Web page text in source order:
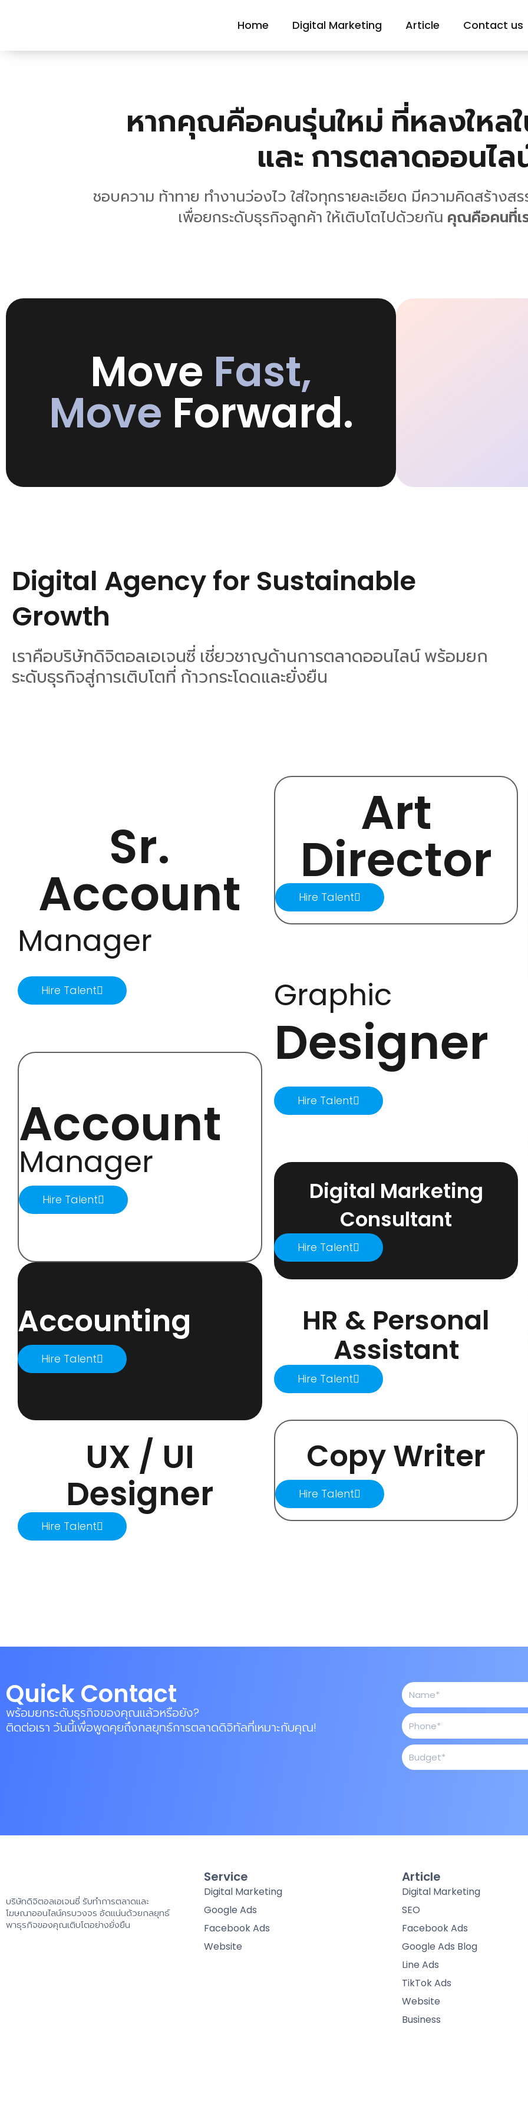
Home Digital Marketing Article Contact us
หากคุณคือคนรุ่นใหม่ ที่หลงใหล
และ การตลาดออนไล
ชอบความ ท้าทาย ทำงานว่องไว ใส่ใจทุกรายละเอียด มีความคิดสร้างส
เพื่อยกระดับธุรกิจลูกค้า ให้เติบโตไปด้วยกัน คุณคือคนที่เ
Move Fast,
Move Forward.
Digital Agency for Sustainable
Growth
เราคือบริษัทดิจิตอลเอเจนซี่ เชี่ยวชาญด้านการตลาดออนไลน์ พร้อมยก
ระดับธุรกิจสู่การเติบโตที่ ก้าวกระโดดและยั่งยืน
Sr.
Account
Manager
Hire Talent
Account
Manager
Hire Talent
Accounting
Hire Talent
UX / UI
Designer
Hire Talent
Art
Director
Hire Talent
Graphic
Designer
Hire Talent
Digital Marketing
Consultant
Hire Talent
HR & Personal
Assistant
Hire Talent
Copy Writer
Hire Talent
Quick Contact
พร้อมยกระดับธุรกิจของคุณแล้วหรือยัง?
ติดต่อเรา วันนี้เพื่อพูดคุยถึงกลยุทธ์การตลาดดิจิทัลที่เหมาะกับคุณ!
บริษัทดิจิตอลเอเจนซี่ รับทำการตลาดและ
โฆษณาออนไลน์ครบวงจร อัดแน่นด้วยกลยุทธ์
พาธุรกิจของคุณเติบโตอย่างยั่งยืน
Service
Digital Marketing
Google Ads
Facebook Ads
Website
Article
Digital Marketing
SEO
Facebook Ads
Google Ads Blog
Line Ads
TikTok Ads
Website
Business